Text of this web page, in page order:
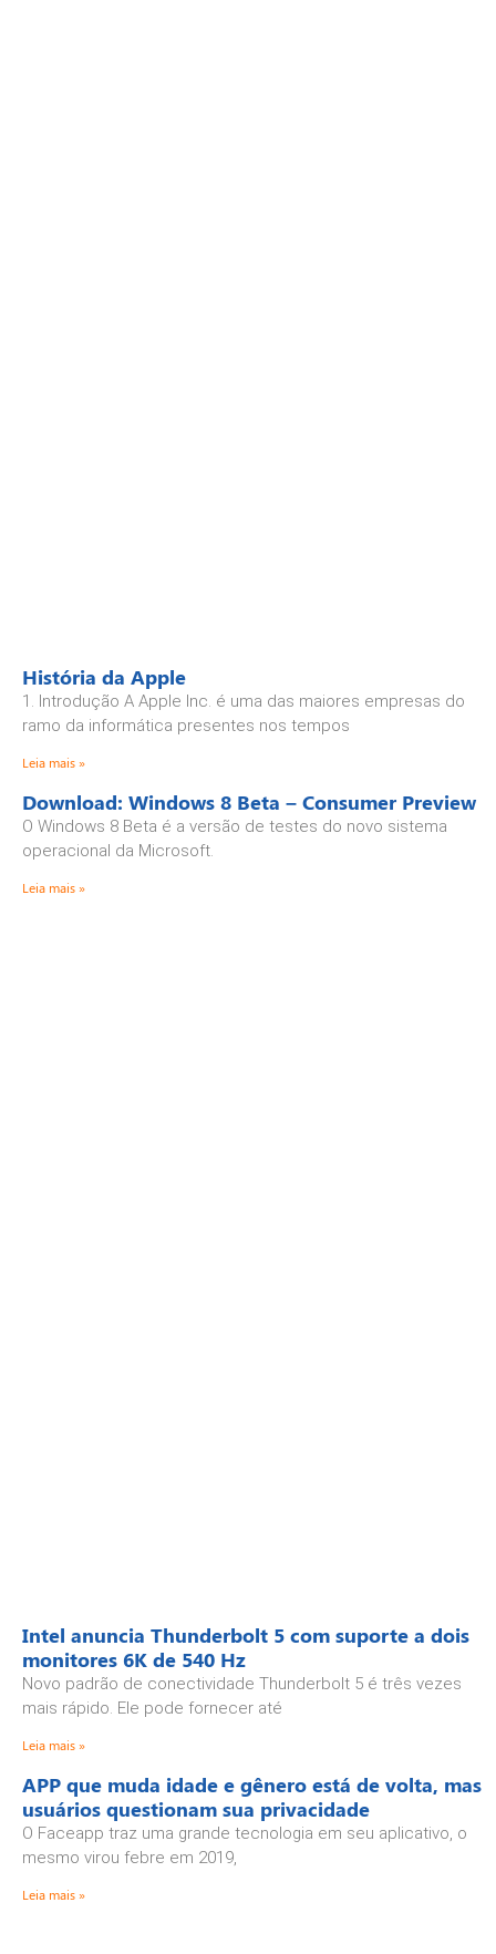
História da Apple
1. Introdução A Apple Inc. é uma das maiores empresas do
ramo da informática presentes nos tempos
Leia mais »
Download: Windows 8 Beta – Consumer Preview
O Windows 8 Beta é a versão de testes do novo sistema
operacional da Microsoft.
Leia mais »
Intel anuncia Thunderbolt 5 com suporte a dois
monitores 6K de 540 Hz
Novo padrão de conectividade Thunderbolt 5 é três vezes
mais rápido. Ele pode fornecer até
Leia mais »
APP que muda idade e gênero está de volta, mas
usuários questionam sua privacidade
O Faceapp traz uma grande tecnologia em seu aplicativo, o
mesmo virou febre em 2019,
Leia mais »